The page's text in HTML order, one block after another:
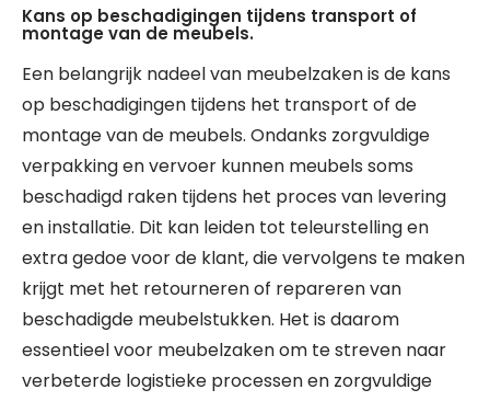
Kans op beschadigingen tijdens transport of
montage van de meubels.
Een belangrijk nadeel van meubelzaken is de kans
op beschadigingen tijdens het transport of de
montage van de meubels. Ondanks zorgvuldige
verpakking en vervoer kunnen meubels soms
beschadigd raken tijdens het proces van levering
en installatie. Dit kan leiden tot teleurstelling en
extra gedoe voor de klant, die vervolgens te maken
krijgt met het retourneren of repareren van
beschadigde meubelstukken. Het is daarom
essentieel voor meubelzaken om te streven naar
verbeterde logistieke processen en zorgvuldige